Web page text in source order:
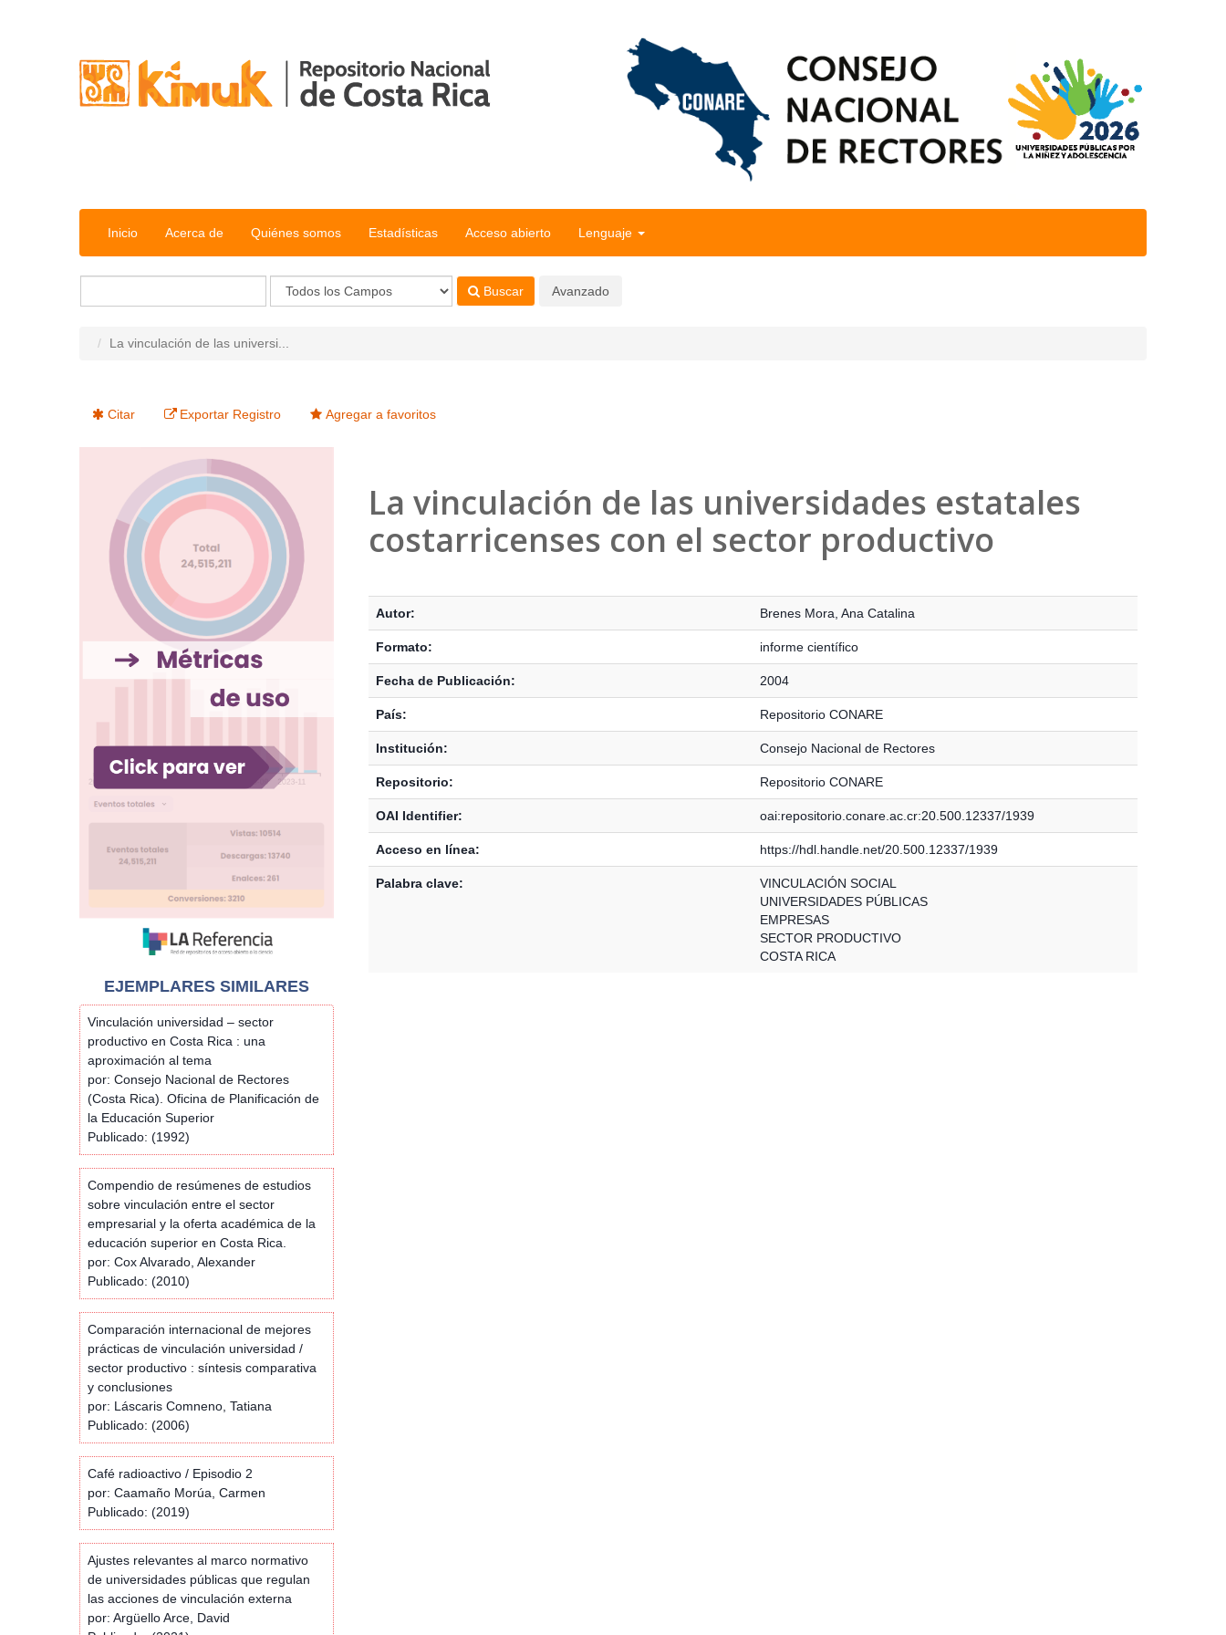
Inicio Acerca de Quiénes somos Estadísticas Acceso abierto Lenguaje
Buscar Avanzado
La vinculación de las universi...
Citar Exportar Registro Agregar a favoritos
La vinculación de las universidades estatales
costarricenses con el sector productivo
Autor: Brenes Mora, Ana Catalina
Formato: informe científico
Fecha de Publicación: 2004
País: Repositorio CONARE
Institución: Consejo Nacional de Rectores
Repositorio: Repositorio CONARE
OAI Identifier: oai:repositorio.conare.ac.cr:20.500.12337/1939
Acceso en línea: https://hdl.handle.net/20.500.12337/1939
Palabra clave:
VINCULACIÓN SOCIAL
UNIVERSIDADES PÚBLICAS
EMPRESAS
SECTOR PRODUCTIVO
COSTA RICA
EJEMPLARES SIMILARES
Vinculación universidad – sector
productivo en Costa Rica : una
aproximación al tema
por: Consejo Nacional de Rectores
(Costa Rica). Oficina de Planificación de
la Educación Superior
Publicado: (1992)
Compendio de resúmenes de estudios
sobre vinculación entre el sector
empresarial y la oferta académica de la
educación superior en Costa Rica.
por: Cox Alvarado, Alexander
Publicado: (2010)
Comparación internacional de mejores
prácticas de vinculación universidad /
sector productivo : síntesis comparativa
y conclusiones
por: Láscaris Comneno, Tatiana
Publicado: (2006)
Café radioactivo / Episodio 2
por: Caamaño Morúa, Carmen
Publicado: (2019)
Ajustes relevantes al marco normativo
de universidades públicas que regulan
las acciones de vinculación externa
por: Argüello Arce, David